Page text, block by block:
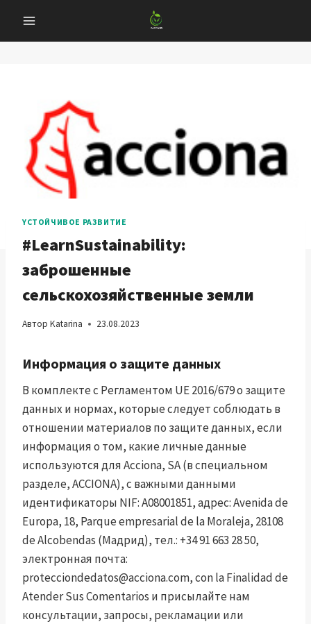
содержанию
YСТОЙЧИВОЕ РАЗВИТИЕ
#LearnSustainability:
заброшенные
сельскохозяйственные земли
Автор Katarina 23.08.2023
Информация о защите данных
В комплекте с Регламентом UE 2016/679 о защите
данных и нормах, которые следует соблюдать в
отношении материалов по защите данных, если
информация о том, какие личные данные
используются для Acciona, SA (в специальном
разделе, ACCIONA), с важными данными
идентификаторы NIF: A08001851, адрес: Avenida de
Europa, 18, Parque empresarial de la Moraleja, 28108
de Alcobendas (Мадрид), тел.: +34 91 663 28 50,
электронная почта:
protecciondedatos@acciona.com, con la Finalidad de
Atender Sus Comentarios и присылайте нам
консультации, запросы, рекламации или